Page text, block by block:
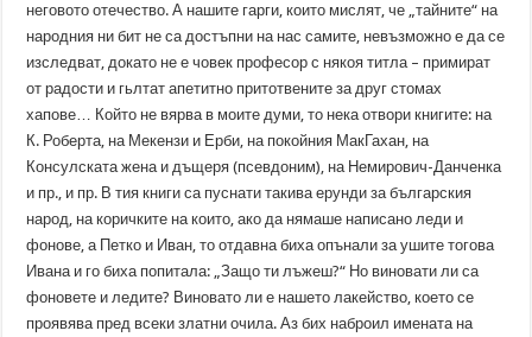
неговото отечество. А нашите гарги, които мислят, че „тайните“ на
народния ни бит не са достъпни на нас самите, невъзможно е да се
изследват, докато не е човек професор с някоя титла – примират
от радости и гьлтат апетитно притотвените за друг стомах
хапове… Който не вярва в моите думи, то нека отвори книгите: на
К. Роберта, на Мекензи и Ерби, на покойния МакГахан, на
Консулската жена и дъщеря (псевдоним), на Немирович-Данченка
и пр., и пр. В тия книги са пуснати такива ерунди за българския
народ, на коричките на които, ако да нямаше написано леди и
фонове, а Петко и Иван, то отдавна биха опънали за ушите тогова
Ивана и го биха попитала: „Защо ти лъжеш?“ Но виновати ли са
фоновете и ледите? Виновато ли е нашето лакейство, което се
проявява пред всеки златни очила. Аз бих наброил имената на